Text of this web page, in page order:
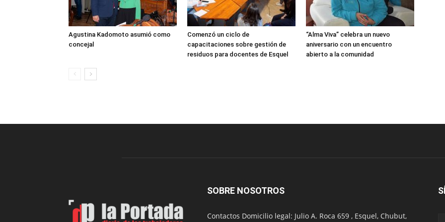
Agustina Kadomoto asumió como
concejal
Comenzó un ciclo de
capacitaciones sobre gestión de
residuos para docentes de Esquel
“Alma Viva” celebra un nuevo
aniversario con un encuentro
abierto a la comunidad
SOBRE NOSOTROS
Contactos Domicilio legal: Julio A. Roca 659 , Esquel, Chubut,